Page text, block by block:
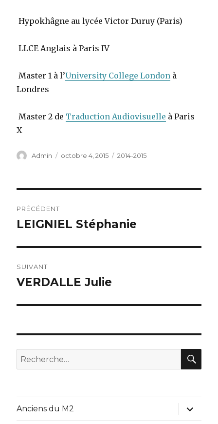
Hypokhâgne au lycée Victor Duruy (Paris)
LLCE Anglais à Paris IV
Master 1 à l’University College London à
Londres
Master 2 de Traduction Audiovisuelle à Paris
X
Auteur
Admin
Publié
octobre 4, 2015 Catégories
2014-2015
de
PRÉCÉDENT
Publication
LEIGNIEL Stéphanie
SUIVANT
Publication
VERDALLE Julie
Recherche
pour :
Anciens du M2
ouvrir
le
sous-